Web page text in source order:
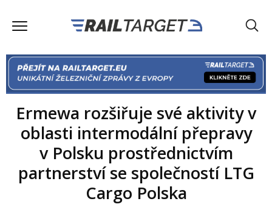
Ermewa rozšiřuje své aktivity v
oblasti intermodální přepravy
v Polsku prostřednictvím
partnerství se společností LTG
Cargo Polska